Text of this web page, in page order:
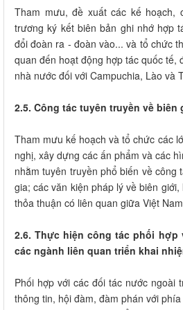
Tham mưu, đề xuất các kế hoạch,
trương ký kết biên bản ghi nhớ hợp
đổi đoàn ra - đoàn vào... và tổ chức
quan đến hoạt động hợp tác quốc tế,
nhà nước đối với Campuchia, Lào và
2.5. Công tác tuyên truyền về
Tham mưu kế hoạch và tổ chức các
nghị, xây dựng các ấn phẩm và các
nhằm tuyên truyền phổ biến về công
gia; các văn kiện pháp lý về biên
thỏa thuận có liên quan giữa Việt
2.6. Thực hiện công tác phối
các ngành liên quan triển khai
Phối hợp với các đối tác nước ngoài
thông tin, hội đàm, đàm phán với